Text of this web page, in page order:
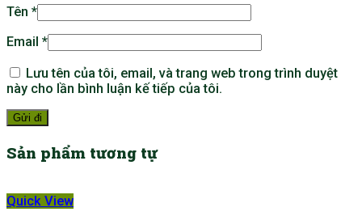
Tên *
Email *
Lưu tên của tôi, email, và trang web trong trình duyệt
này cho lần bình luận kế tiếp của tôi.
Sản phẩm tương tự
Quick View